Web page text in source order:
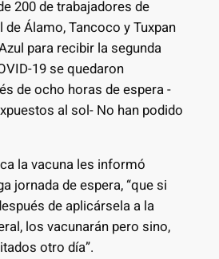
200 de trabajadores de
Álamo, Tancoco y Tuxpan
para recibir la segunda
19 se quedaron
de ocho horas de espera -
al sol- No han podido
la vacuna les informó
jornada de espera, “que si
de aplicársela a la
los vacunarán pero sino,
otro día”.